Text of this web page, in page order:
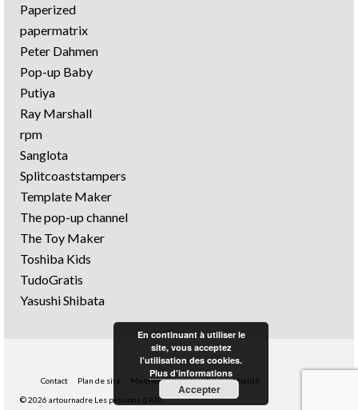
Paperized
papermatrix
Peter Dahmen
Pop-up Baby
Putiya
Ray Marshall
rpm
Sanglota
Splitcoaststampers
Template Maker
The pop-up channel
The Toy Maker
Toshiba Kids
TudoGratis
Yasushi Shibata
Contact Plan de site Mentions légales
Confidentialité
© 2026 artournadre Les passions d'ART
En continuant à utiliser le
site, vous acceptez
l’utilisation des cookies.
Plus d’informations
Accepter